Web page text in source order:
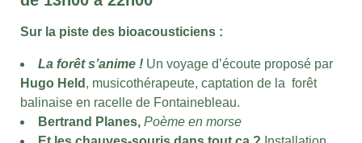
Sur la piste des bioacousticiens :
La forêt s’anime ! Un voyage d’écoute proposé par
Hugo Held , musicothérapeute, captation de la forêt
balinaise en racelle de Fontainebleau.
Bertrand Planes, Poème en morse